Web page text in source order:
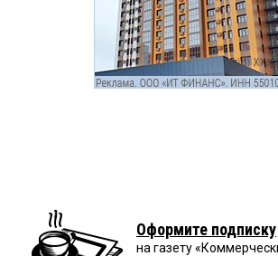
Оформите подписку
на газету